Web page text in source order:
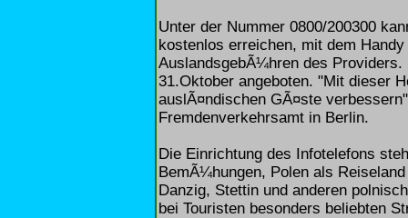
Unter der Nummer 0800/200300
kostenlos erreichen, mit dem
AuslandsgebÃ¼hren des
31.Oktober angeboten. "Mit dieser
auslÃ¤ndischen GÃ¤ste
Fremdenverkehrsamt in Berlin.
Die Einrichtung des Infotelefons
BemÃ¼hungen, Polen als
Danzig, Stettin und anderen
bei Touristen besonders beliebten